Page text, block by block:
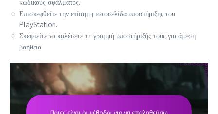
κωδικούς σφάλματος.
Επισκεφθείτε την επίσημη ιστοσελίδα υποστήριξης του
PlayStation.
Σκεφτείτε να καλέσετε τη γραμμή υποστήριξής τους για άμεση
βοήθεια.